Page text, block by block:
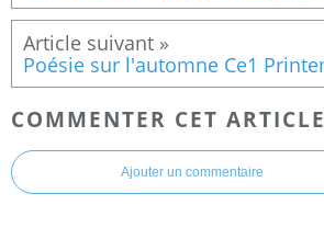
COMMENTER CET ARTICLE
Ajouter un commentaire